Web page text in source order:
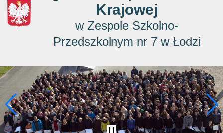
Krajowej
w Zespole Szkolno-
Przedszkolnym nr 7 w Łodzi